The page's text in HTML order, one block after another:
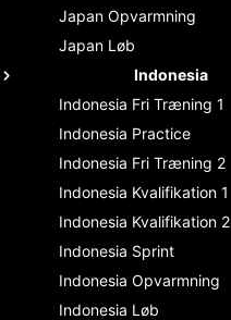
Japan Opvarmning
Japan Løb
Indonesia
Indonesia Fri Træning 1
Indonesia Practice
Indonesia Fri Træning 2
Indonesia Kvalifikation 1
Indonesia Kvalifikation 2
Indonesia Sprint
Indonesia Opvarmning
Indonesia Løb